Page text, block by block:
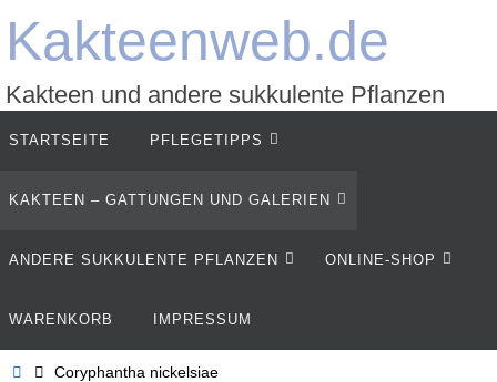
Zum
Inhalt
springen
Kakteenweb.de
Kakteen und andere sukkulente Pflanzen
Inhalt
STARTSEITE PFLEGETIPPS
KAKTEEN – GATTUNGEN UND GALERIEN
ANDERE SUKKULENTE PFLANZEN ONLINE-SHOP
WARENKORB IMPRESSUM
StartCoryphantha nickelsiae